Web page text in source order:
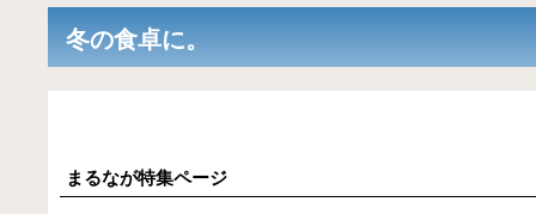
冬の食卓に。
まるなが特集ページ